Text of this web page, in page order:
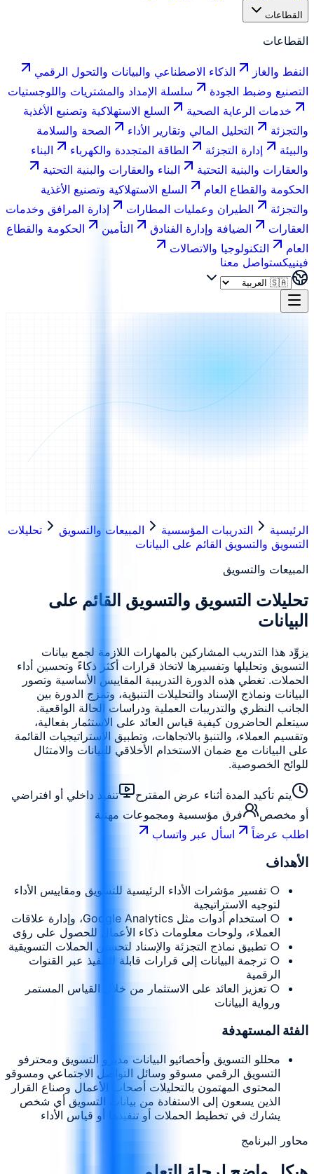
القطاعات
القطاعات
النفط والغاز
الذكاء الاصطناعي والبيانات والتحول الرقمي
التصنيع وضبط الجودة
سلسلة الإمداد والمشتريات واللوجستيات
خدمات الرعاية الصحية
السلع الاستهلاكية وتصنيع الأغذية
والتجزئة
التحليل المالي وتقارير الأداء
الصحة والسلامة
والبيئة
إدارة التجزئة الطاقة المتجددة والكهرباء
البناء
والعقارات والبنية التحتية
البناء والعقارات والبنية التحتية
الحكومة والقطاع العام
السلع الاستهلاكية وتصنيع الأغذية
والتجزئة
الطيران وعمليات المطارات
إدارة المرافق وخدمات
العقارات
الضيافة وإدارة الفنادق التأمين
الحكومة والقطاع
العام
التكنولوجيا والاتصالات
فينييكستواصل معنا
الرئيسية التدريبات المؤسسية المبيعات والتسويق
تحليلات
التسويق والتسويق القائم على البيانات
المبيعات والتسويق
تحليلات التسويق والتسويق القائم على
البيانات
يزوِّد هذا التدريب المشاركين بالمهارات اللازمة لجمع بيانات
التسويق وتحليلها وتفسيرها لاتخاذ قرارات أكثر ذكاءً وتحسين أداء
الحملات. تغطي هذه الدورة التدريبية المقاييس الأساسية وتصور
البيانات ونماذج الإسناد والتحليلات التنبؤية، وتمزج الدورة بين
الجانب النظري والتدريبات العملية ودراسات الحالة الواقعية.
سيتعلم الحاضرون كيفية قياس العائد على الاستثمار بفعالية،
وتقسيم العملاء، والتنبؤ بالاتجاهات، وتطبيق الاستراتيجيات القائمة
على البيانات مع ضمان الاستخدام الأخلاقي للبيانات والامتثال
للوائح الخصوصية.
يتم تأكيد المدة أثناء عرض المقترح
تنفيذ داخلي أو افتراضي
أو مخصص
فرق مؤسسية ومجموعات مهنية
اطلب عرضاً
اسأل عبر واتساب
الأهداف
○ تفسير مؤشرات الأداء الرئيسية للتسويق ومقاييس الأداء
لتوجيه الاستراتيجية
○ استخدام أدوات مثل Google Analytics، وإدارة علاقات
العملاء، ولوحات معلومات ذكاء الأعمال للحصول على رؤى
○ تطبيق نماذج التجزئة والإسناد لتحسين الحملات التسويقية
○ ترجمة البيانات إلى قرارات قابلة للتنفيذ عبر القنوات
الرقمية
○ تعزيز العائد على الاستثمار من خلال القياس المستمر
ورواية البيانات
الفئة المستهدفة
محللو التسويق وأخصائيو البيانات مديرو التسويق ومحترفو
التسويق الرقمي مسوقو وسائل التواصل الاجتماعي ومسوقو
المحتوى المهتمون بالتحليلات أصحاب الأعمال وصناع القرار
الذين يسعون إلى الاستفادة من بيانات التسويق أي شخص
يشارك في تخطيط الحملات أو تنفيذها أو قياس الأداء
محاور البرنامج